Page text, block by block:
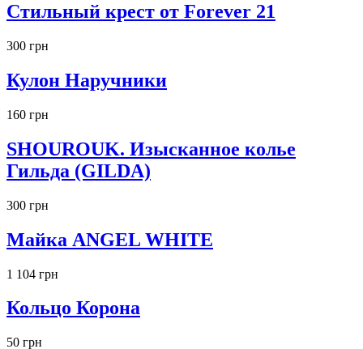
Стильный крест от Forever 21
300 грн
Кулон Наручники
160 грн
SHOUROUK. Изысканное колье
Гильда (GILDA)
300 грн
Майка ANGEL WHITE
1 104 грн
Кольцо Корона
50 грн